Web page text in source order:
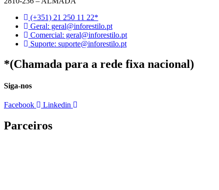
(+351) 21 250 11 22*
Geral: geral@inforestilo.pt
Comercial: geral@inforestilo.pt
Suporte: suporte@inforestilo.pt
*(Chamada para a rede fixa nacional)
Siga-nos
Facebook Linkedin
Parceiros